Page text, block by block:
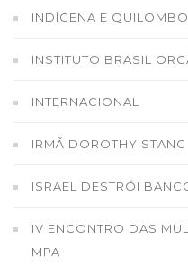
INDÍGENA E
INSTITUTO BRASIL
INTERNACIONAL
IRMÃ DOROTHY STANG
ISRAEL DESTRÓI
IV ENCONTRO DAS
MPA